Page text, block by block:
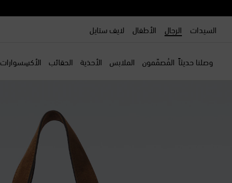
السيدات الرجال الأطفال لايف ستايل
وصلنا حديثاً المُصمّمون الملابس الأحذية الحقائب الأكسِسوارات